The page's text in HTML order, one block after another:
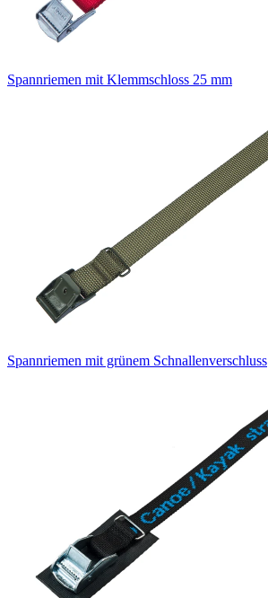
Spannriemen mit Klemmschloss 25 mm
Spannriemen mit grünem Schnallenverschluss